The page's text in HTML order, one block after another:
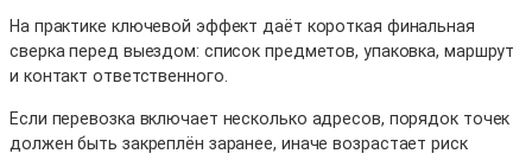
На практике ключевой эффект даёт короткая финальная
сверка перед выездом: список предметов, упаковка, маршрут
и контакт ответственного.
Если перевозка включает несколько адресов, порядок точек
должен быть закреплён заранее, иначе возрастает риск